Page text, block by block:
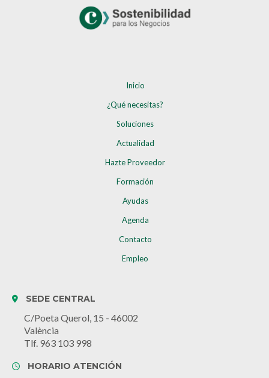
Inicio
¿Qué necesitas?
Soluciones
Actualidad
Hazte Proveedor
Formación
Ayudas
Agenda
Contacto
Empleo
SEDE CENTRAL
C/Poeta Querol, 15 - 46002
València
Tlf. 963 103 998
HORARIO ATENCIÓN